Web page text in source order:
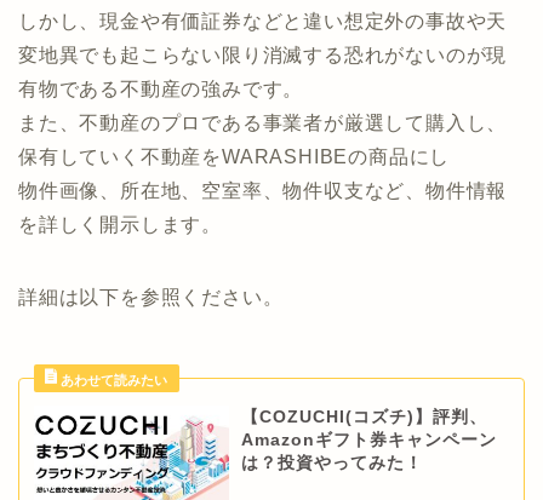
しかし、現金や有価証券などと違い想定外の事故や天
変地異でも起こらない限り消滅する恐れがないのが現
有物である不動産の強みです。
また、不動産のプロである事業者が厳選して購入し、
保有していく不動産をWARASHIBEの商品にし
物件画像、所在地、空室率、物件収支など、物件情報
を詳しく開示します。
詳細は以下を参照ください。
【COZUCHI(コズチ)】評判、
Amazonギフト券キャンペーン
は？投資やってみた！